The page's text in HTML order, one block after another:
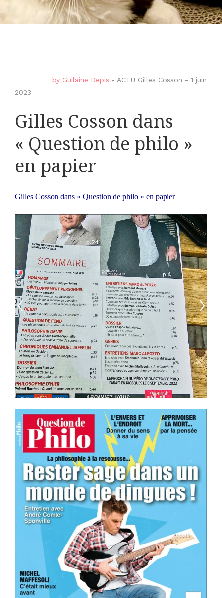
by Guilaine Depis - ACTU Gilles Cosson - 1 juin
2023
Gilles Cosson dans
« Question de philo »
en papier
Gilles Cosson dans « Question de philo » en papier